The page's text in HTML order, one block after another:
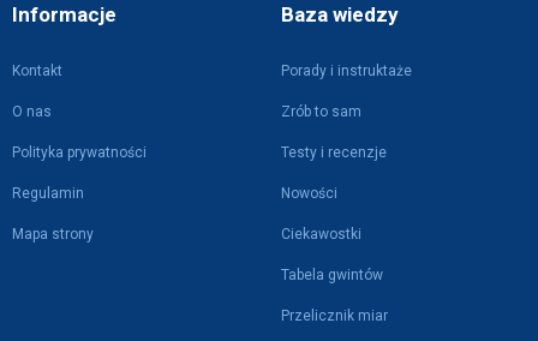
Informacje
Kontakt
O nas
Polityka prywatności
Regulamin
Mapa strony
Baza wiedzy
Porady i instruktaże
Zrób to sam
Testy i recenzje
Nowości
Ciekawostki
Tabela gwintów
Przelicznik miar